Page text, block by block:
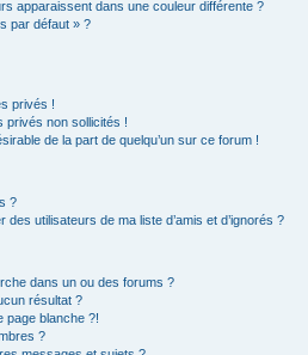
apparaissent dans une couleur différente ?
par défaut » ?
privés !
privés non sollicités !
de la part de quelqu’un sur ce forum !
?
utilisateurs de ma liste d’amis et d’ignorés ?
dans un ou des forums ?
résultat ?
page blanche ?!
?